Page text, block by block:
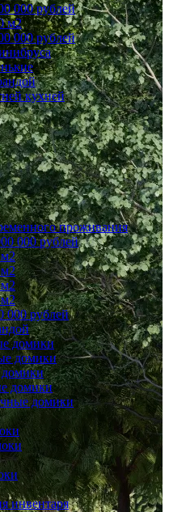
000 рублей
м2
000 рублей
кухней
проживания
000 рублей
000 рублей
домики
домики
домики
домики
инвентаря